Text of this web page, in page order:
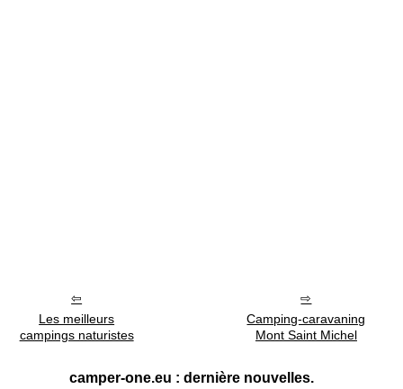
Les meilleurs
campings naturistes
Camping-caravaning
Mont Saint Michel
camper-one.eu : dernière nouvelles.